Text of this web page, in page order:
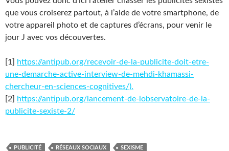
que vous croiserez partout, à l’aide de votre smartphone, de
votre appareil photo et de captures d’écrans, pour venir le
jour J avec vos découvertes.
[1] https://antipub.org/recevoir-de-la-publicite-doit-etre-
une-demarche-active-interview-de-mehdi-khamassi-
chercheur-en-sciences-cognitives/).
[2] https://antipub.org/lancement-de-lobservatoire-de-la-
publicite-sexiste-2/
PUBLICITÉ RÉSEAUX SOCIAUX SEXISME